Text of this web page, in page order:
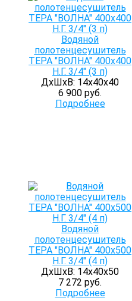
Водяной
полотенцесушитель
ТЕРА "ВОЛНА" 400х400
Н.Г. 3/4" (3 п)
ДхШхВ: 14х40х40
6 900 руб.
Подробнее
Водяной
полотенцесушитель
ТЕРА "ВОЛНА" 400х500
Н.Г. 3/4" (4 п)
ДхШхВ: 14х40х50
7 272 руб.
Подробнее